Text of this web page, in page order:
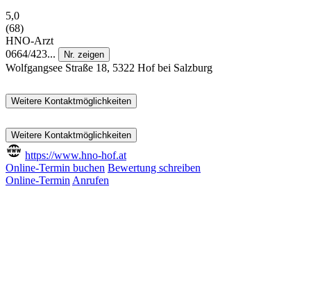
5,0
(68)
HNO-Arzt
0664/423...
Nr. zeigen
Wolfgangsee Straße 18, 5322 Hof bei Salzburg
Weitere Kontaktmöglichkeiten
Weitere Kontaktmöglichkeiten
https://www.hno-hof.at
Online-Termin buchen Bewertung schreiben
Online-Termin Anrufen